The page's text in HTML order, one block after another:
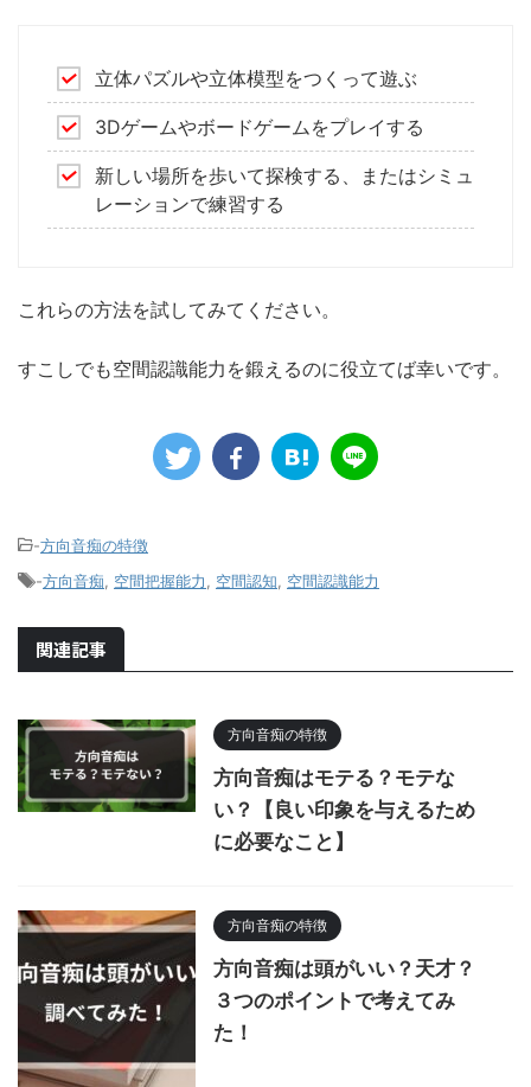
立体パズルや立体模型をつくって遊ぶ
3Dゲームやボードゲームをプレイする
新しい場所を歩いて探検する、またはシミュ
レーションで練習する
これらの方法を試してみてください。
すこしでも空間認識能力を鍛えるのに役立てば幸いです。
-方向音痴の特徴
-方向音痴 空間把握能力 空間認知 空間認識能力
関連記事
方向音痴の特徴
方向音痴はモテる？モテな
い？【良い印象を与えるため
に必要なこと】
方向音痴の特徴
方向音痴は頭がいい？天才？
３つのポイントで考えてみ
た！